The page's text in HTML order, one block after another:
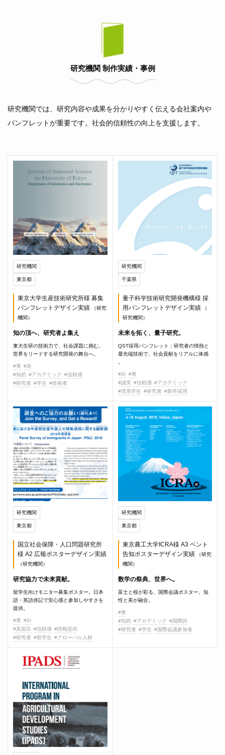
研究機関 制作実績・事例
研究機関では、研究内容や成果を分かりやすく伝える会社案内や
パンフレットが重要です。社会的信頼性の向上を支援します。
研究機関
東京都
東京大学生産技術研究所様 募集
パンフレットデザイン実績
（研究
機関）
知の頂へ、研究者よ集え
東大生研の技術力で、社会課題に挑む。
世界をリードする研究開発の舞台へ。
#青 #灰
#知的 #アカデミック
#信頼感
#研究者 #学生 #技術者
研究機関
千葉県
量子科学技術研究開発機構様 採
用パンフレットデザイン実績
（
研究機関）
未来を拓く、量子研究。
QST採用パンフレット：研究者の情熱と
最先端技術で、社会貢献をリアルに体感
#白
#青
#誠実 #信頼感 #アカデミック
#理系学生 #研究者 #新卒採用
研究機関
東京都
国立社会保障・人口問題研究所
様 A2 広報ポスターデザイン実績
（研究機関）
研究協力で未来貢献。
留学生向けモニター募集ポスター。日本
語・英語併記で安心感と参加しやすさを
提供。
#青 #白
#真面目
#信頼感 #情報提供
#研究者 #留学生 #グローバル人材
研究機関
東京都
東京農工大学ICRA様 A3 ベント
告知ポスターデザイン実績
（研究
機関）
数学の祭典、世界へ。
富士と桜が彩る、国際会議ポスター。知
性と美が融合。
#青
#知的 #アカデミック
#国際的
#研究者 #学生 #国際会議参加者